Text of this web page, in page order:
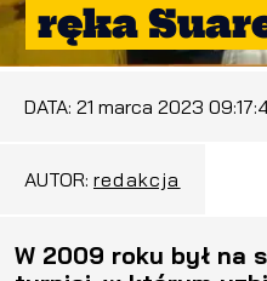
ręka
DATA: 21 marca 2023
AUTOR: redakcja
W 2009 roku był na